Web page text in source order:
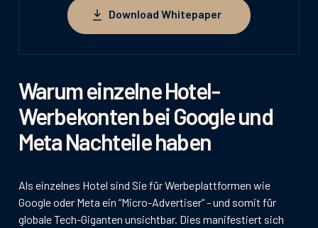
Warum einzelne Hotel-
Werbekonten bei Google und
Meta Nachteile haben
Als einzelnes Hotel sind Sie für Werbeplattformen wie
Google oder Meta ein “Micro-Advertiser“ - und somit für
globale Tech-Giganten unsichtbar. Dies manifestiert sich
Download Whitepaper
Download Whitepaper